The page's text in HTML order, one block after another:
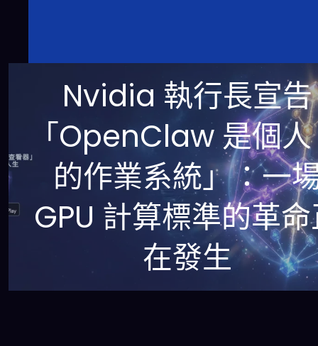
Nvidia 執行長宣告
「OpenClaw 是個
的作業系統」：一
GPU 計算標準的革
在發生